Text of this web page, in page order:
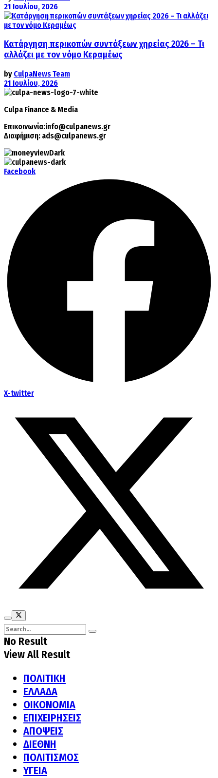
21 Ιουλίου, 2026
Κατάργηση περικοπών συντάξεων χηρείας 2026 – Τι
αλλάζει με τον νόμο Κεραμέως
by CulpaNews Team
21 Ιουλίου, 2026
Culpa Finance & Media
Επικοινωνία:info@culpanews.gr
Διαφήμιση: ads@culpanews.gr
Facebook
X-twitter
No Result
View All Result
ΠΟΛΙΤΙΚΗ
ΕΛΛΑΔΑ
ΟΙΚΟΝΟΜΙΑ
ΕΠΙΧΕΙΡΗΣΕΙΣ
ΑΠΟΨΕΙΣ
ΔΙΕΘΝΗ
ΠΟΛΙΤΙΣΜΟΣ
ΥΓΕΙΑ